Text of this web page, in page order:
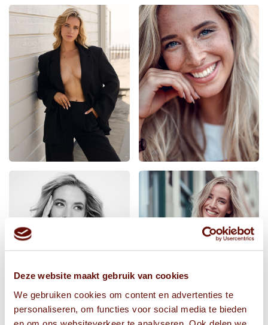
Deze website maakt gebruik van cookies
We gebruiken cookies om content en advertenties te
personaliseren, om functies voor social media te bieden